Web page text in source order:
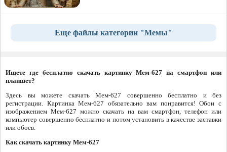
Еще файлы категории "Мемы"
Ищете где бесплатно скачать картинку Мем-627 на смартфон или
планшет?
Здесь вы можете скачать Мем-627 совершенно бесплатно и без
регистрации. Картинка Мем-627 обязательно вам понравится! Обои с
изображением Мем-627 можно скачать на вам смартфон, телефон или
компьютер совершенно бесплатно и потом установить в качестве заставки
или обоев.
Как скачать картинку Мем-627